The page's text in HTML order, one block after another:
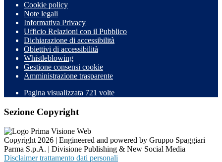
Cookie policy
Note legali
Informativa Privacy
Ufficio Relazioni con il Pubblico
Dichiarazione di accessibilità
Obiettivi di accessibilità
Whistleblowing
Gestione consensi cookie
Amministrazione trasparente
Pagina visualizzata 721 volte
Sezione Copyright
Copyright 2026 | Engineered and powered by Gruppo Spaggiari
Parma S.p.A. | Divisione Publishing & New Social Media
Disclaimer trattamento dati personali